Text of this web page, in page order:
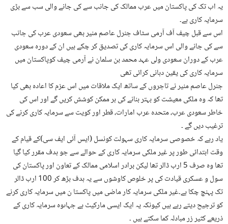
یہ اب تک کی پاکستان میں عرب ممالک کی جانب سے کی جانے والی سب سے بڑی
سرمایہ کاری ہے۔
اس سے قبل چیف آف آرمی سٹاف جنرل عاصم منیر بھی سعودی عرب کی جانب
سے کی جانے والی اس سرمایہ کاری کی تصدیق کر چکے ہیں ان کے دورہ سعودی
عرب کے دوران سعودی ولی عہد محمد بن سلمان نے آرمی چیف کوپاکستان میں
سرمایہ کاری کی یقین دہانی کرائی تھی
جنرل عاصم منیر نے تاجروں کے ساتھ ایک ملاقات میں اس عزم کا اعادہ بھی کیا
تھا کہ وہ ملکی معیشت کو بہتر بنانے کی ہر ممکن کوشش کریں گے اور اس کی
خاطر سعودی عرب، متحدہ عرب امارات، قطر اور کویت سے سرمایہ کاری کرنے کی
ترغیب دیں گے ۔
یاد رہے کہ خصوصی سرمایہ کاری سہولت کونسل (ایس آئی ایف سی)کے قیام کے
وقت ابتدائی طور پر غیر ملکی سرمایہ کاری کے حوالے سے جو ہدف مقرر کیا گیا
تھا وہ صرف 5 ارب ڈالر تھا لیکن برادر اسلامی ممالک کے تعاون اور پاکستان کی
سول و عسکری قیادت کی پر خلوص کاوشوں سے یہ ہدف بڑھ کر 100 ارب ڈالر
تک پہنچ چکا ہے۔غیر ملکی سرمایہ کار ماضی میں پاکستا ن میں سرمایہ کاری کرنے
کو ترجیح دیتے رہے ہیں کیونکہ یہ ایک ایسی مارکیٹ ہے جہاںوہ سرمایہ کاری کے
ذریعے کثیر زر مبادلہ کما سکتے ہیں ۔